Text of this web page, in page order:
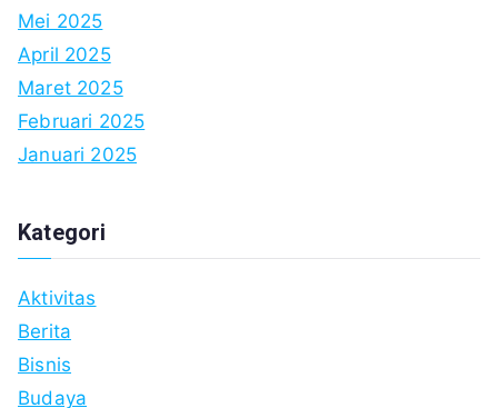
Mei 2025
April 2025
Maret 2025
Februari 2025
Januari 2025
Kategori
Aktivitas
Berita
Bisnis
Budaya